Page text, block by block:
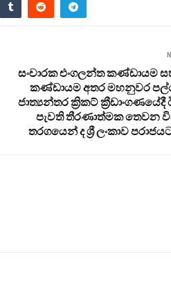
සංචාරක එංගලන්ත කණ්ඩායම සහ
කණ්ඩායම අතර මහනුවර
ජාත්‍යන්තර ක්‍රිකට් ක්‍රීඩාංගණයේදී
පැවති තීරණාත්මක තෙවන
තරගයෙන් ද ශ්‍රී ලංකාව